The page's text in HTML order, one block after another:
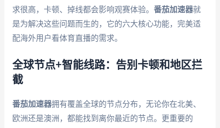
求很高，卡顿、掉线都会影响观赛体验。 番茄加速器就
是为解决这些问题而生的，它的六大核心功能，完美适
配海外用户看体育直播的需求。
全球节点+智能线路：告别卡顿和地区拦
截
番茄加速器拥有覆盖全球的节点分布，无论你在北美、
欧洲还是澳洲，都能找到离你最近的节点。更重要的